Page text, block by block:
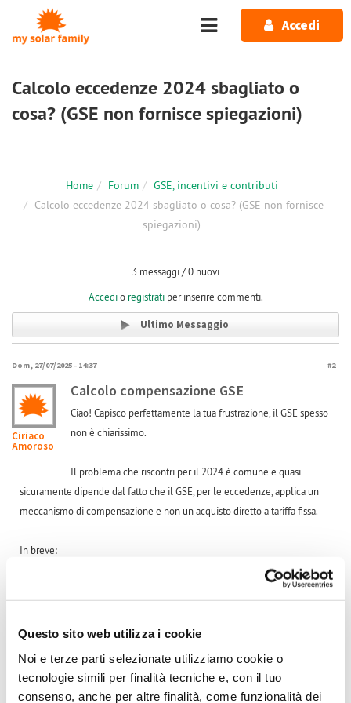
Questo sito web utilizza i cookie
Noi e terze parti selezionate utilizziamo cookie o
tecnologie simili per finalità tecniche e, con il tuo
consenso, anche per altre finalità, come funzionalità dei
Salta al contenuto principale
Accedi
Calcolo eccedenze 2024 sbagliato o
cosa? (GSE non fornisce spiegazioni)
Home Forum
GSE, incentivi e contributi
Calcolo eccedenze 2024 sbagliato o cosa? (GSE non fornisce
spiegazioni)
3 messaggi / 0 nuovi
Accedio registratiper inserire commenti.
Ultimo Messaggio
Dom, 27/07/2025 - 14:37 #2
Ciriaco
Amoroso
Calcolo compensazione GSE
Ciao! Capisco perfettamente la tua frustrazione, il GSE spesso
non è chiarissimo.
Il problema che riscontri per il 2024 è comune e quasi
sicuramente dipende dal fatto che il GSE, per le eccedenze, applica un
meccanismo di compensazione e non un acquisto diretto a tariffa fissa.
In breve:
Anno 2023: Probabilmente avevi dei costi di prelievo dalla rete
significativi che il credito delle eccedenze ha compensato quasi
al valore unitario indicato.
Anno 2024: Hai comunque generato eccedenze e il GSE le valuta, ma se
i tuoi prelievi dalla rete sono stati molto bassi o nulli, la parte del credito